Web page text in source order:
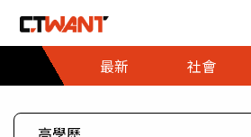
最新
社會